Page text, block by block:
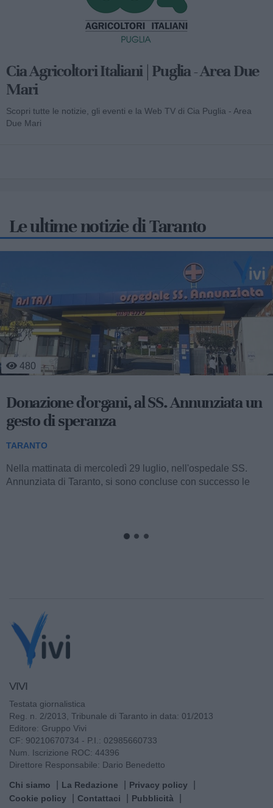
Cia Agricoltori Italiani | Puglia - Area Due
Mari
Scopri tutte le notizie, gli eventi e la Web TV di Cia Puglia - Area
Due Mari
Le ultime notizie di Taranto
531
Agricoltura, a Massafra si coltiva
l'innovazione del CSR
TARANTO
Nella sede operativa del Consorzio Global Fresh
Fruit (collocata al km 640+400 della Strada Statale 7 Appia,
VIVI
Testata giornalistica
Reg. n. 2/2013, Tribunale di Taranto in data: 01/2013
Editore: Gruppo Vivi
CF: 90210670734 - P.I.: 02985660733
Num. Iscrizione ROC: 44396
Direttore Responsabile: Dario Benedetto
Chi siamo La Redazione
Privacy policy
Cookie policy
Contattaci Pubblicità